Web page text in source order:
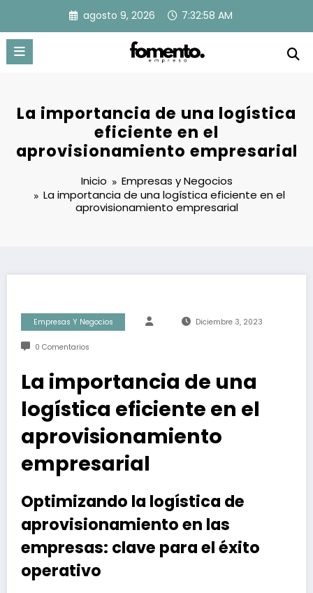
contenido
agosto 9, 2026 7:32:58 AM
La importancia de una logística
eficiente en el
aprovisionamiento empresarial
Inicio
Empresas y Negocios
La importancia de una logística eficiente en el
aprovisionamiento empresarial
Empresas Y Negocios Diciembre 3, 2023
0 Comentarios
La importancia de una
logística eficiente en el
aprovisionamiento
empresarial
Optimizando la logística de
aprovisionamiento en las
empresas: clave para el éxito
operativo